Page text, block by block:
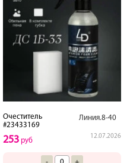
Очеститель
#23433169
Линия.8-40
12.07.2026
253 руб